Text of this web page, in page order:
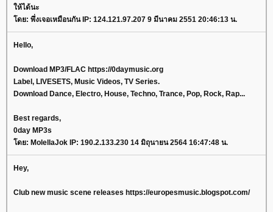
ให้ได้นะ
โดย: พึ่งเจอเหมือนกัน IP: 124.121.97.207 9 มีนาคม 2551 20:46:13 น.
Hello,
Download MP3/FLAC https://0daymusic.org
Label, LIVESETS, Music Videos, TV Series.
Download Dance, Electro, House, Techno, Trance, Pop, Rock, Rap...
Best regards,
0day MP3s
โดย: MolellaJok IP: 190.2.133.230 14 มิถุนายน 2564 16:47:48 น.
Hey,
Club new music scene releases https://europesmusic.blogspot.com/